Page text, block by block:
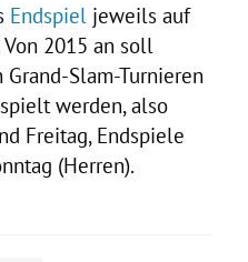
Endspiel jeweils auf
2015 an soll
Slam-Turnieren
werden, also
Freitag, Endspiele
(Herren).